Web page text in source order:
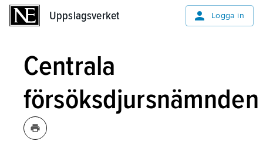
Uppslagsverket Logga in
Centrala
försöksdjursnämnden